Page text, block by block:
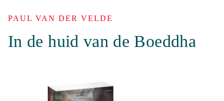
PAUL VAN DER VELDE
In de huid van de Boeddha